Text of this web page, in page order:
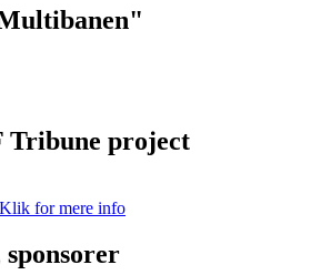
project
Klik for mere info